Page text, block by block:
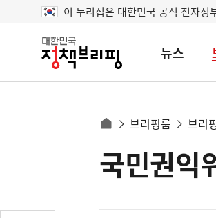
이 누리집은 대한민국 공식 전자정
대
민
뉴스
동
으
로
브리핑룸 브리
국민권익